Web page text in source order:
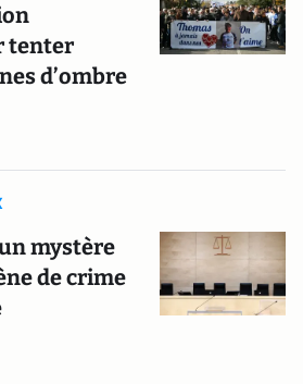
tenter
d’ombre
mystère
de crime